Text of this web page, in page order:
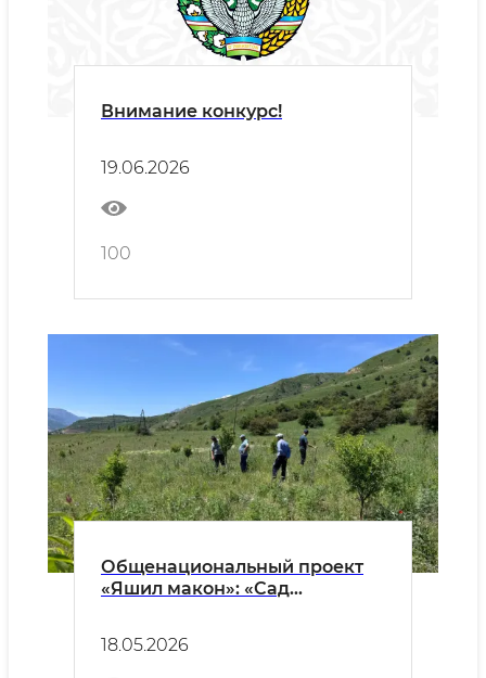
Внимание конкурс!
19.06.2026
100
Общенациональный проект
«Яшил макон»: «Сад
18.05.2026